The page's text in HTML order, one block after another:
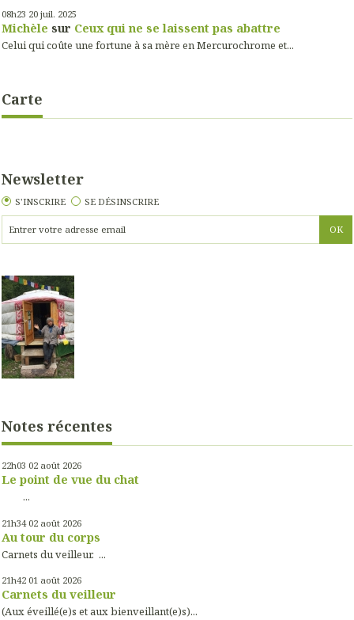
08h23 20 juil. 2025
Michèle sur Ceux qui ne se laissent pas abattre
Celui qui coûte une fortune à sa mère en Mercurochrome et...
Carte
Newsletter
S'INSCRIRE SE DÉSINSCRIRE
Notes récentes
22h03 02 août 2026
Le point de vue du chat
...
21h34 02 août 2026
Au tour du corps
Carnets du veilleur. ...
21h42 01 août 2026
Carnets du veilleur
(Aux éveillé(e)s et aux bienveillant(e)s)...